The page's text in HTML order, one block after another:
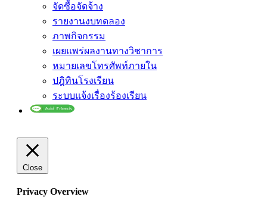
จัดซื้อจัดจ้าง
รายงานงบทดลอง
ภาพกิจกรรม
เผยแพร่ผลงานทางวิชาการ
หมายเลขโทรศัพท์ภายใน
ปฎิทินโรงเรียน
ระบบแจ้งเรื่องร้องเรียน
Close
Privacy Overview